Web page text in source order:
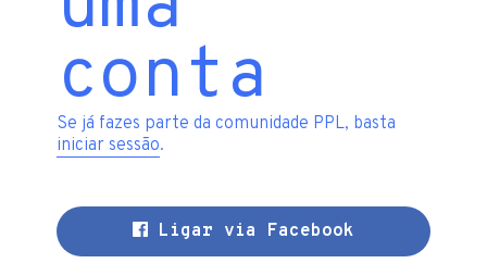
conta
Se já fazes parte da comunidade PPL, basta
iniciar sessão.
Ligar via Facebook